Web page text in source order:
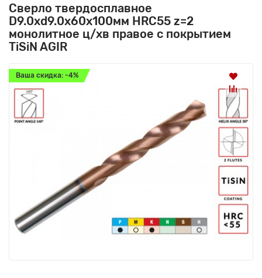
Сверло твердосплавное
D9.0хd9.0х60х100мм HRC55 z=2
монолитное ц/хв правое с покрытием
TiSiN AGIR
Ваша скидка: -4%